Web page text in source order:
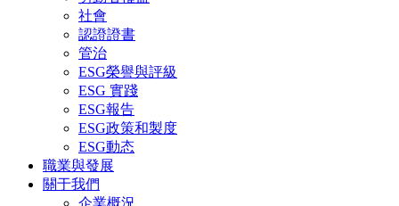
社會
認證證書
管治
ESG榮譽與評級
ESG 實踐
ESG報告
ESG政策和製度
ESG動态
職業與發展
關于我們
企業概況